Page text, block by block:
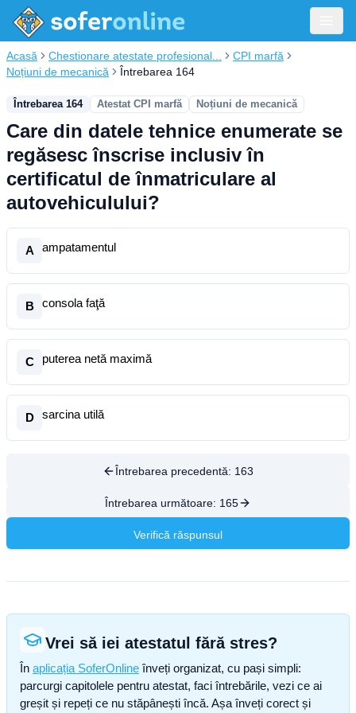
Acasă Chestionare atestate profesional...
CPI marfă
Noțiuni de mecanică
Întrebarea 164
Întrebarea 164 Atestat CPI marfă Noțiuni de mecanică
Care din datele tehnice enumerate se
regăsesc înscrise inclusiv în
certificatul de înmatriculare al
autovehiculului?
A ampatamentul
B consola faţă
C puterea netă maximă
D sarcina utilă
Întrebarea precedentă: 163
Întrebarea următoare: 165
Verifică răspunsul
Vrei să iei atestatul fără stres?
În aplicația SoferOnline înveți organizat, cu pași simpli:
parcurgi capitolele pentru atestat, faci întrebările, vezi ce ai
greșit și repeți ce nu stăpânești încă. Așa înveți corect și